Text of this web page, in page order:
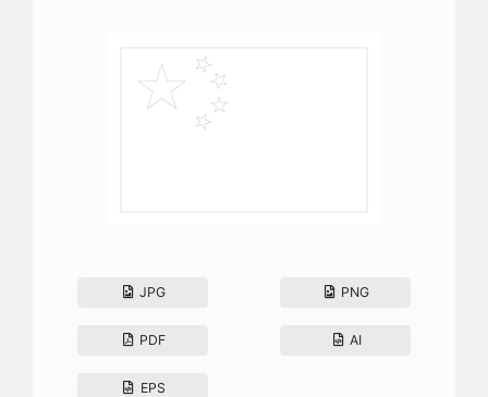
JPG PNG
PDF AI
EPS